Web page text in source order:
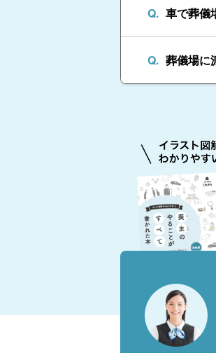
車で葬儀
葬儀場に